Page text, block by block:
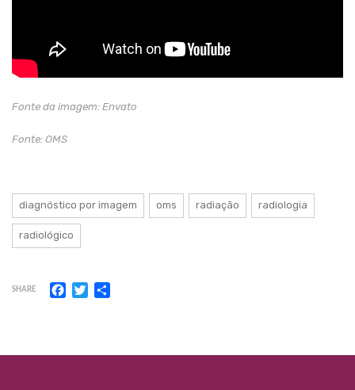
Fonte da imagem: Envato
Fonte: OMS
diagnóstico por imagem oms radiação radiologia
radiológico
SHARE Facebook
Twitter